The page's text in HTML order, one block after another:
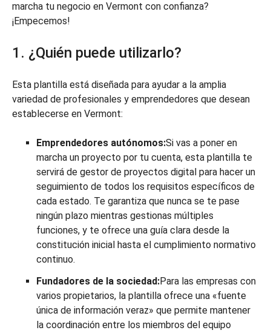
marcha tu negocio en Vermont con confianza?
¡Empecemos!
1. ¿Quién puede utilizarlo?
Esta plantilla está diseñada para ayudar a la amplia
variedad de profesionales y emprendedores que desean
establecerse en Vermont:
Emprendedores autónomos:Si vas a poner en
marcha un proyecto por tu cuenta, esta plantilla te
servirá de gestor de proyectos digital para hacer un
seguimiento de todos los requisitos específicos de
cada estado. Te garantiza que nunca se te pase
ningún plazo mientras gestionas múltiples
funciones, y te ofrece una guía clara desde la
constitución inicial hasta el cumplimiento normativo
continuo.
Fundadores de la sociedad:Para las empresas con
varios propietarios, la plantilla ofrece una «fuente
única de información veraz» que permite mantener
la coordinación entre los miembros del equipo